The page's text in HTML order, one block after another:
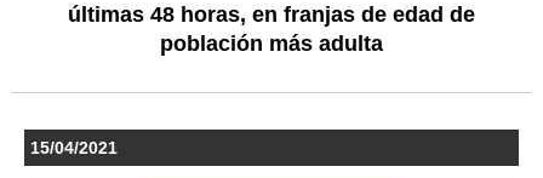
últimas 48 horas, en franjas de edad de
población más adulta
15/04/2021